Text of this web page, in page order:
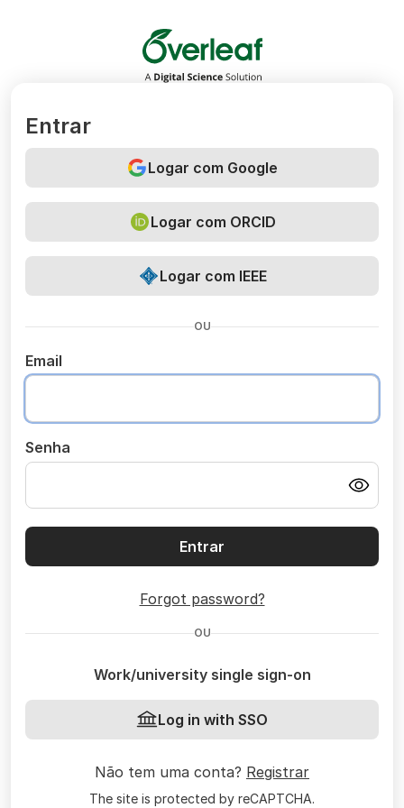
Overleaf
Entrar
Logar com Google
Logar com ORCID
Logar com IEEE
OU
Email
Senha
Entrar
Forgot password?
OU
Work/university single sign-on
Log in with SSO
Não tem uma conta? Registrar
The site is protected by reCAPTCHA.